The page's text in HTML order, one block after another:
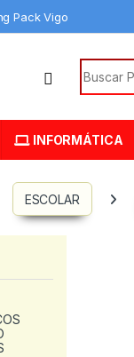
Pack Vigo
Search
INFORMÁTICA
ESCOLAR